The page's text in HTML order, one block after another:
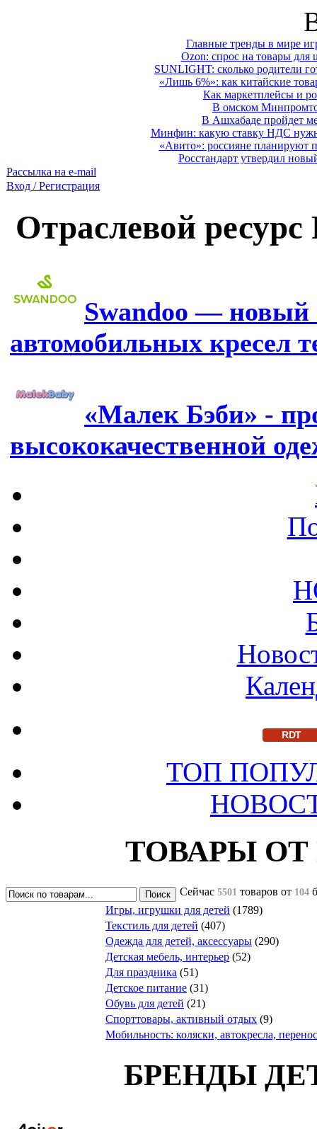
Главные тренды в мире
Ozon: спрос на товары для
SUNLIGHT: сколько родители
«Лишь 6%»: как китайские
Как маркетплейсы и
В омском
В Ашхабаде пройдет
Минфин: какую ставку НДС
«Авито»: россияне планируют
Росстандарт утвердил
Рассылка на e-mail
Вход / Регистрация
Отраслевой
Swandoo — новый
автомобильных кресел
«Малек Бэби» -
высококачественной
RDT
ТОП
ТОВАРЫ
Сейчас 5501 товаров от 104
Игры, игрушки для детей (1789)
Текстиль для детей (407)
Одежда для детей, аксессуары (290)
Детская мебель, интерьер (52)
Для праздника (51)
Детское питание (31)
Обувь для детей (21)
Спорттовары, активный отдых (9)
Мобильность: коляски, автокресла,
БРЕНДЫ